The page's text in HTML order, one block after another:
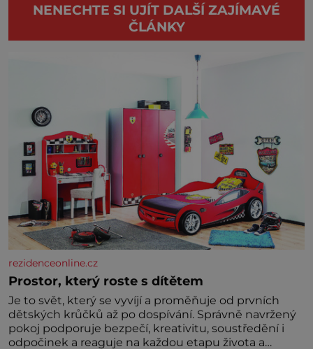
NENECHTE SI UJÍT DALŠÍ ZAJÍMAVÉ
ČLÁNKY
rezidenceonline.cz
Prostor, který roste s dítětem
Je to svět, který se vyvíjí a proměňuje od prvních
dětských krůčků až po dospívání. Správně navržený
pokoj podporuje bezpečí, kreativitu, soustředění i
odpočinek a reaguje na každou etapu života a